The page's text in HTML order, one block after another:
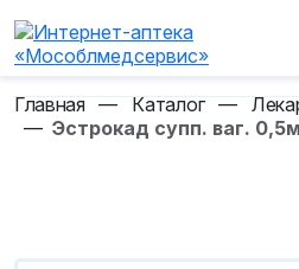
Главная — Каталог —
— Эстрокад супп. ваг.